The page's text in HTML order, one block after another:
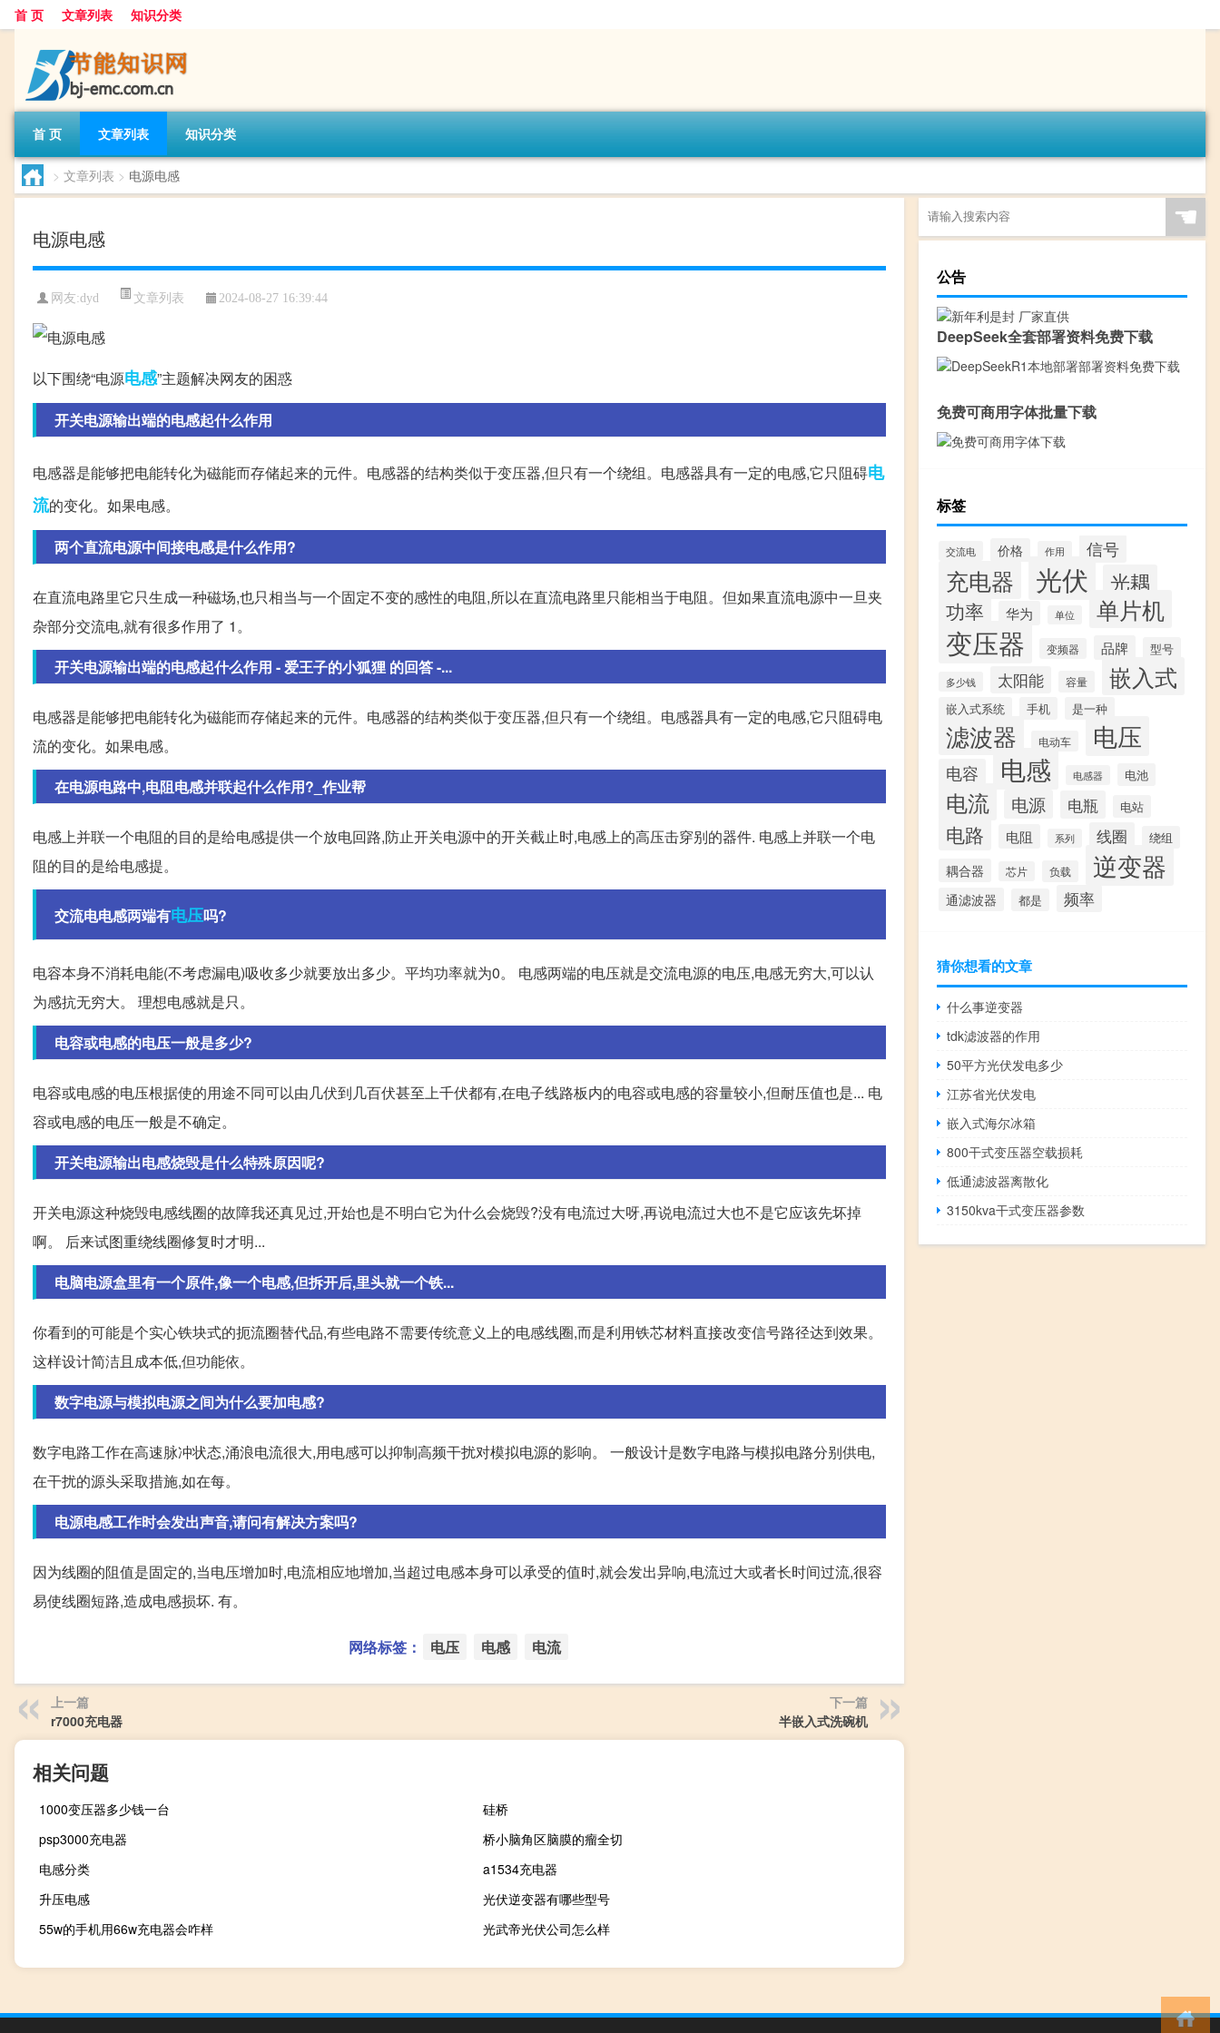
首 页 文章列表 知识分类
首 页 文章列表 知识分类
> 文章列表 > 电源电感
电源电感
网友:dyd 文章列表 2024-08-27 16:39:44
以下围绕“电源电感”主题解决网友的困惑
开关电源输出端的电感起什么作用
电感器是能够把电能转化为磁能而存储起来的元件。电感器的结构类似于变压器,但只有一个绕组。电感器具有一定的电感,它只阻碍电
流的变化。如果电感。
两个直流电源中间接电感是什么作用?
在直流电路里它只生成一种磁场,也只相当与一个固定不变的感性的电阻,所以在直流电路里只能相当于电阻。但如果直流电源中一旦夹
杂部分交流电,就有很多作用了 1。
开关电源输出端的电感起什么作用 - 爱王子的小狐狸 的回答 -...
电感器是能够把电能转化为磁能而存储起来的元件。电感器的结构类似于变压器,但只有一个绕组。电感器具有一定的电感,它只阻碍电
流的变化。如果电感。
在电源电路中,电阻电感并联起什么作用?_作业帮
电感上并联一个电阻的目的是给电感提供一个放电回路,防止开关电源中的开关截止时,电感上的高压击穿别的器件. 电感上并联一个电
阻的目的是给电感提。
交流电电感两端有电压吗?
电容本身不消耗电能(不考虑漏电)吸收多少就要放出多少。平均功率就为0。 电感两端的电压就是交流电源的电压,电感无穷大,可以认
为感抗无穷大。 理想电感就是只。
电容或电感的电压一般是多少?
电容或电感的电压根据使的用途不同可以由几伏到几百伏甚至上千伏都有,在电子线路板内的电容或电感的容量较小,但耐压值也是... 电
容或电感的电压一般是不确定。
开关电源输出电感烧毁是什么特殊原因呢?
开关电源这种烧毁电感线圈的故障我还真见过,开始也是不明白它为什么会烧毁?没有电流过大呀,再说电流过大也不是它应该先坏掉
啊。 后来试图重绕线圈修复时才明...
电脑电源盒里有一个原件,像一个电感,但拆开后,里头就一个铁...
你看到的可能是个实心铁块式的扼流圈替代品,有些电路不需要传统意义上的电感线圈,而是利用铁芯材料直接改变信号路径达到效果。
这样设计简洁且成本低,但功能依。
数字电源与模拟电源之间为什么要加电感?
数字电路工作在高速脉冲状态,涌浪电流很大,用电感可以抑制高频干扰对模拟电源的影响。 一般设计是数字电路与模拟电路分别供电,
在干扰的源头采取措施,如在每。
电源电感工作时会发出声音,请问有解决方案吗?
因为线圈的阻值是固定的,当电压增加时,电流相应地增加,当超过电感本身可以承受的值时,就会发出异响,电流过大或者长时间过流,很容
易使线圈短路,造成电感损坏. 有。
网络标签： 电压 电感 电流
上一篇
r7000充电器
下一篇
半嵌入式洗碗机
相关问题
1000变压器多少钱一台
硅桥
psp3000充电器
桥小脑角区脑膜的瘤全切
电感分类
a1534充电器
升压电感
光伏逆变器有哪些型号
55w的手机用66w充电器会咋样
光武帝光伏公司怎么样
☚
公告
DeepSeek全套部署资料免费下载
免费可商用字体批量下载
标签
交流电 价格 作用 信号
充电器 光伏
光耦
功率
华为 单位 单片机
变压器 变频器 品牌 型号
多少钱 太阳能 容量 嵌入式
嵌入式系统 手机 是一种
滤波器 电动车 电压
电容 电感 电感器 电池
电流 电源 电瓶 电站
电路 电阻 系列 线圈 绕组
耦合器 芯片 负载 逆变器
通滤波器 都是 频率
猜你想看的文章
什么事逆变器
tdk滤波器的作用
50平方光伏发电多少
江苏省光伏发电
嵌入式海尔冰箱
800干式变压器空载损耗
低通滤波器离散化
3150kva干式变压器参数